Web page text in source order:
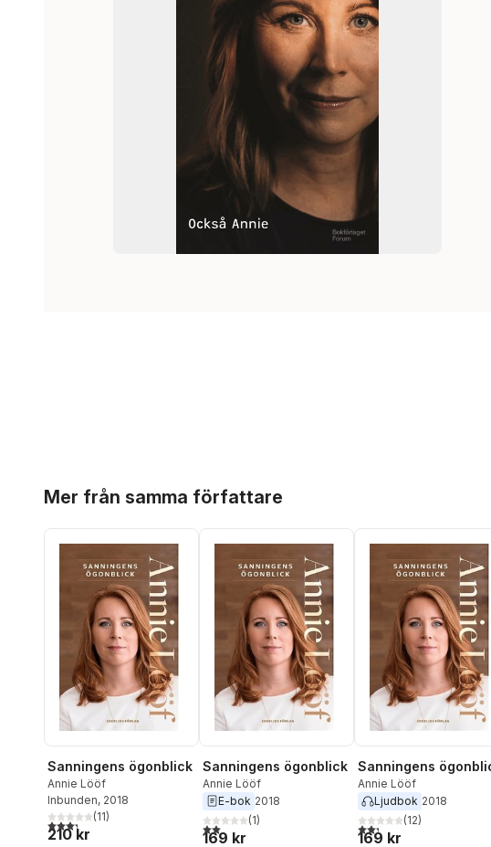
Mer från samma författare
Sanningens ögonblick
Annie Lööf
Inbunden, 2018
3,3utav 5 stjärnor. Totalt antal röster:
(11)
210 kr
Sanningens ögonblick
Annie Lööf
E-bok 2018
2,0utav 5 stjärnor. Totalt antal röster:
(1)
169 kr
Sanningens
Annie Lööf
Ljudbok 2018
2,3utav 5 stjärnor. Totalt
(12)
169 kr